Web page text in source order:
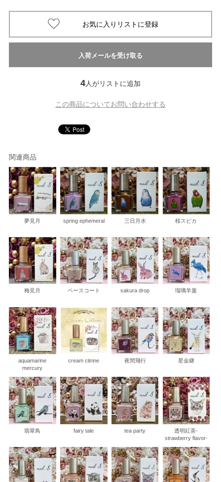
4人がリストに追加
この商品についてお問い合わせする
関連商品
夢見月 spring ephemeral 三日月水 桜スピカ
梅見月 ベースコート sakura drop 瑠璃羊羹
aquamarine
mercury
cream citrine 夜間飛行 星金継
翡翠鳥 fairy tale tea party
透明紅茶-
strawberry flavor-